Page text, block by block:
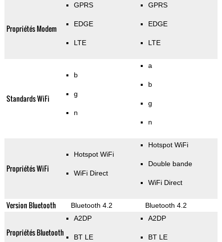
Propriétés Modem
GPRS
EDGE
LTE
GPRS
EDGE
LTE
Standards WiFi
b
g
n
a
b
g
n
Propriétés WiFi
Hotspot WiFi
WiFi Direct
Hotspot WiFi
Double bande
WiFi Direct
Version Bluetooth Bluetooth 4.2 Bluetooth 4.2
Propriétés Bluetooth
A2DP
BT LE
A2DP
BT LE